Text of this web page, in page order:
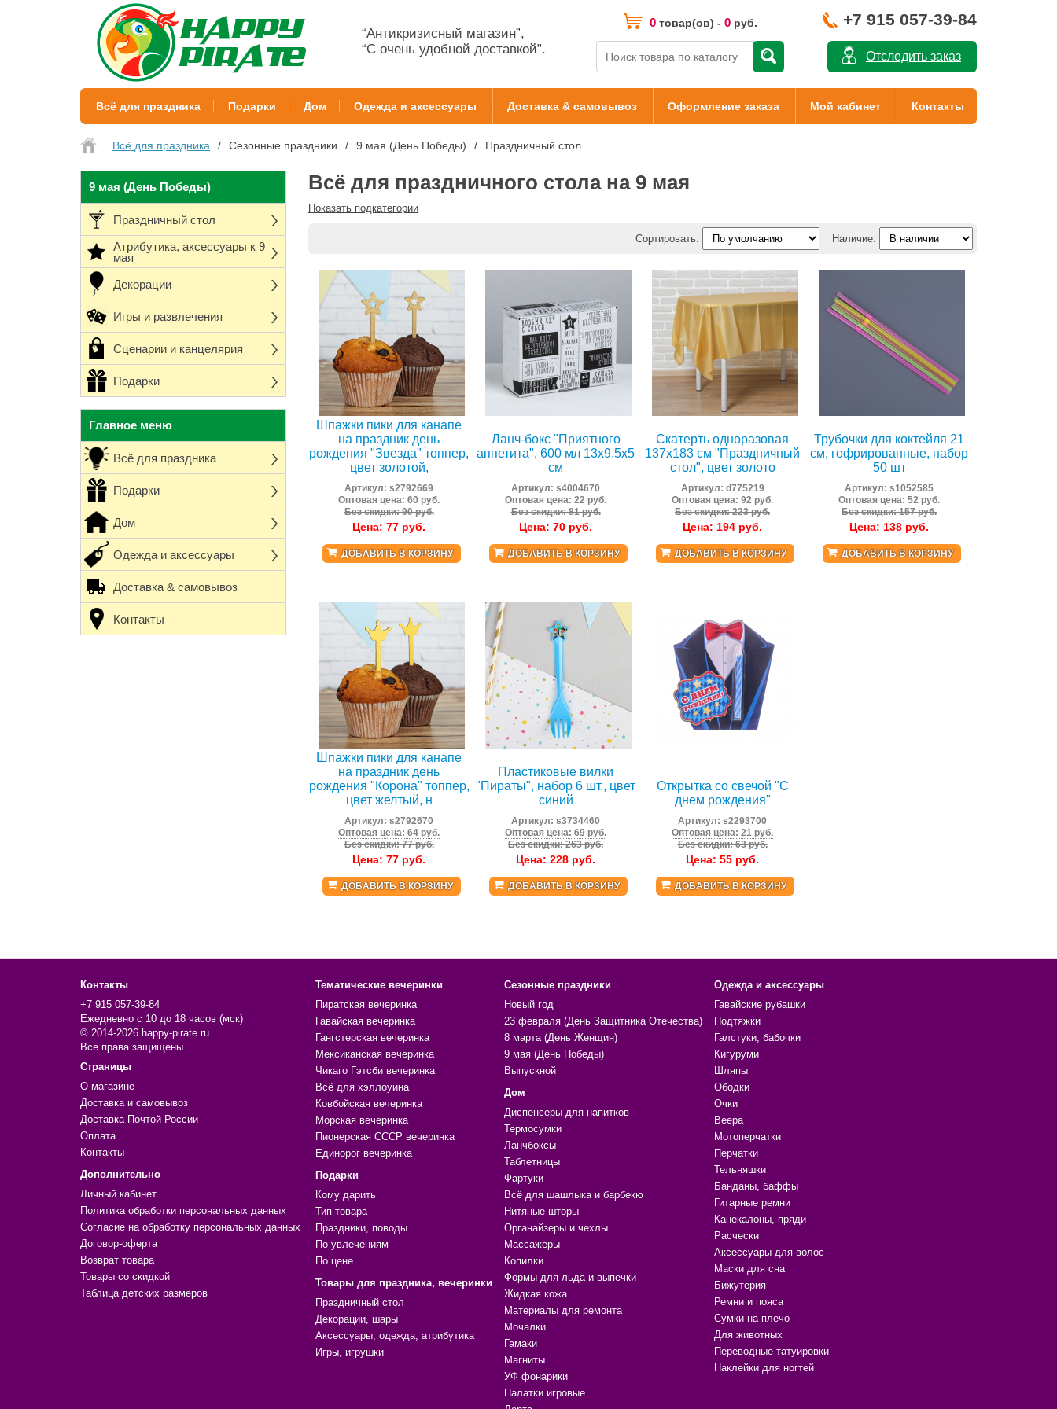
“Антикризисный магазин”,
“С очень удобной доставкой”.
Отследить заказ
+7 915 057-39-84
0 товар(ов) - 0 руб.
Всё для праздника Подарки Дом Одежда и аксессуары Доставка & самовывоз Оформление заказа Мой кабинет Контакты
Всё для праздника Сезонные праздники 9 мая (День Победы) Праздничный стол
9 мая (День Победы)
Праздничный стол
Атрибутика, аксессуары к 9
мая
Декорации
Игры и развлечения
Сценарии и канцелярия
Подарки
Главное меню
Всё для праздника
Подарки
Дом
Одежда и аксессуары
Доставка & самовывоз
Контакты
Всё для праздничного стола на 9 мая
Показать подкатегории
Сортировать: Наличие:
Шпажки пики для канапе
на праздник день
рождения "Звезда" топпер,
цвет золотой,
Артикул: s2792669
Оптовая цена: 60 руб.
Без скидки: 90 руб.
Цена: 77 руб.
ДОБАВИТЬ В КОРЗИНУ
Ланч-бокс "Приятного
аппетита", 600 мл 13х9.5х5
см
Артикул: s4004670
Оптовая цена: 22 руб.
Без скидки: 81 руб.
Цена: 70 руб.
ДОБАВИТЬ В КОРЗИНУ
Скатерть одноразовая
137x183 см "Праздничный
стол", цвет золото
Артикул: d775219
Оптовая цена: 92 руб.
Без скидки: 223 руб.
Цена: 194 руб.
ДОБАВИТЬ В КОРЗИНУ
Трубочки для коктейля 21
см, гофрированные, набор
50 шт
Артикул: s1052585
Оптовая цена: 52 руб.
Без скидки: 157 руб.
Цена: 138 руб.
ДОБАВИТЬ В КОРЗИНУ
Шпажки пики для канапе
на праздник день
рождения "Корона" топпер,
цвет желтый, н
Артикул: s2792670
Оптовая цена: 64 руб.
Без скидки: 77 руб.
Цена: 77 руб.
ДОБАВИТЬ В КОРЗИНУ
Пластиковые вилки
"Пираты", набор 6 шт., цвет
синий
Артикул: s3734460
Оптовая цена: 69 руб.
Без скидки: 263 руб.
Цена: 228 руб.
ДОБАВИТЬ В КОРЗИНУ
Открытка со свечой "С
днем рождения"
Артикул: s2293700
Оптовая цена: 21 руб.
Без скидки: 63 руб.
Цена: 55 руб.
ДОБАВИТЬ В КОРЗИНУ
Контакты
+7 915 057-39-84
Ежедневно с 10 до 18 часов (мск)
© 2014-2026 happy-pirate.ru
Все права защищены
Страницы
О магазине
Доставка и самовывоз
Доставка Почтой России
Оплата
Контакты
Дополнительно
Личный кабинет
Политика обработки персональных данных
Согласие на обработку персональных данных
Договор-оферта
Возврат товара
Товары со скидкой
Таблица детских размеров
Тематические вечеринки
Пиратская вечеринка
Гавайская вечеринка
Гангстерская вечеринка
Мексиканская вечеринка
Чикаго Гэтсби вечеринка
Всё для хэллоуина
Ковбойская вечеринка
Морская вечеринка
Пионерская СССР вечеринка
Единорог вечеринка
Подарки
Кому дарить
Тип товара
Праздники, поводы
По увлечениям
По цене
Товары для праздника, вечеринки
Праздничный стол
Декорации, шары
Аксессуары, одежда, атрибутика
Игры, игрушки
Сезонные праздники
Новый год
23 февраля (День Защитника Отечества)
8 марта (День Женщин)
9 мая (День Победы)
Выпускной
Дом
Диспенсеры для напитков
Термосумки
Ланчбоксы
Таблетницы
Фартуки
Всё для шашлыка и барбекю
Нитяные шторы
Органайзеры и чехлы
Массажеры
Копилки
Формы для льда и выпечки
Жидкая кожа
Материалы для ремонта
Мочалки
Гамаки
Магниты
УФ фонарики
Палатки игровые
Одежда и аксессуары
Гавайские рубашки
Подтяжки
Галстуки, бабочки
Кигуруми
Шляпы
Ободки
Очки
Веера
Мотоперчатки
Перчатки
Тельняшки
Банданы, баффы
Гитарные ремни
Канекалоны, пряди
Расчески
Аксессуары для волос
Маски для сна
Бижутерия
Ремни и пояса
Сумки на плечо
Для животных
Переводные татуировки
Наклейки для ногтей